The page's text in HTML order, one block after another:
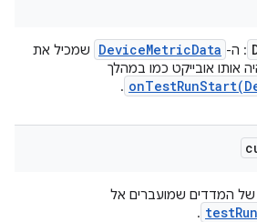
: ה- DeviceMetricData
שמכיל את
אותו אובייקט כמו במהלך
onTestRunStart(
.
של המדדים שמועברים אל
.